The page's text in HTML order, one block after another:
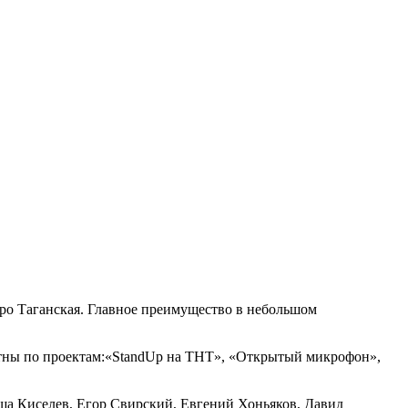
Таганская. Главное преимущество в небольшом
по проектам:«StandUp на ТНТ», «Открытый микрофон»,
Киселев, Егор Свирский, Евгений Хоньяков, Давид